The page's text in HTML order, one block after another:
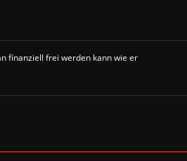
finanziell frei werden kann wie er